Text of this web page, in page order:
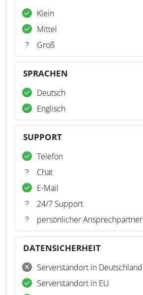
Klein
Mittel
Groß
SPRACHEN
Deutsch
Englisch
SUPPORT
Telefon
Chat
E-Mail
24/7 Support
persönlicher Ansprechpartner
DATENSICHERHEIT
Serverstandort in Deutschland
Serverstandort in EU